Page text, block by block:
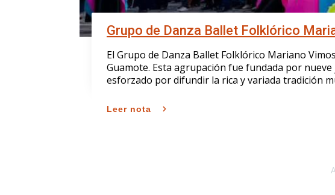
Grupo de Danza Ballet Folklórico
El Grupo de Danza Ballet Folklórico Mariano
Guamote. Esta agrupación fue fundada por
esforzado por difundir la rica y variada tradición
Leer nota